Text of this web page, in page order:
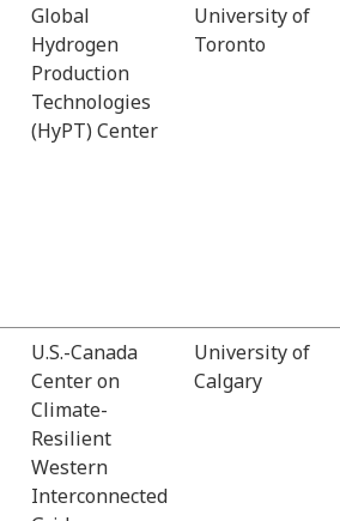
Global
Hydrogen
Production
Technologies
(HyPT) Center
University of
Toronto
U.S.-Canada
Center on
Climate-
Resilient
Western
Interconnected
University of
Calgary